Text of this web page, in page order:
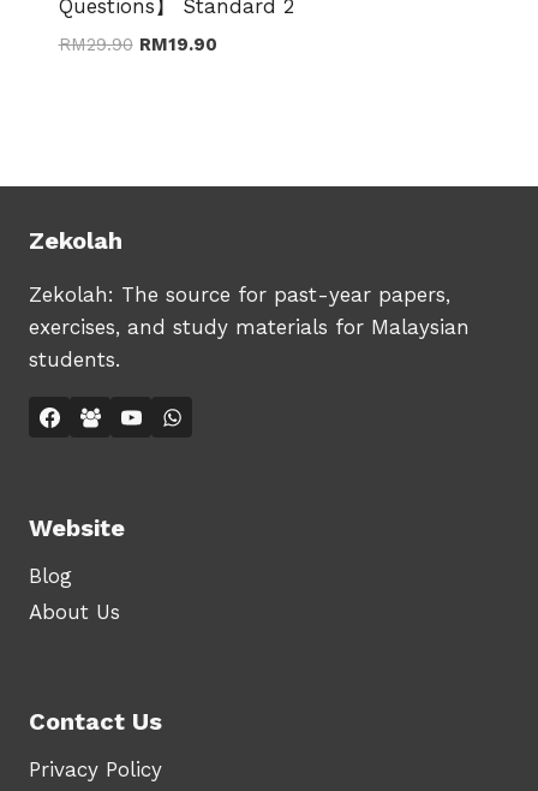
Questions】 Standard 2
RM29.90 Original
RM19.90Current
Zekolah
Zekolah: The source for past-year papers,
exercises, and study materials for Malaysian
students.
Website
Blog
About Us
Contact Us
Privacy Policy